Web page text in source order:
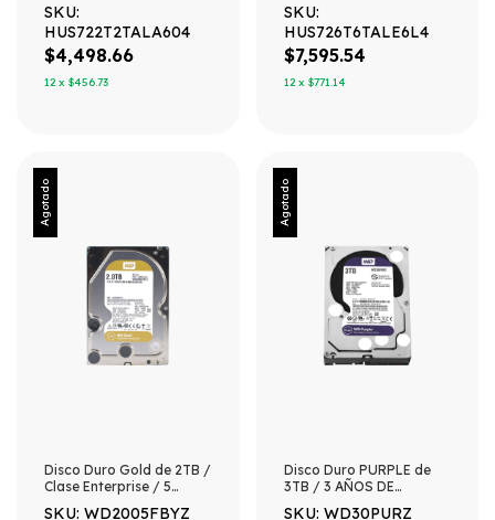
Recomendado para
Data Center y NVRs de
Alta Capacidad / Alto
Performace
SKU:
HUS722T2TALA604
$4,498.66
12 x $456.73
Recomendado para
Data Center y NVRs de
Alta Capacidad / Alto
Performace
SKU:
HUS726T6TALE6L4
$7,595.54
12 x $771.14
Agotado
Disco Duro Gold de 2TB /
Clase Enterprise / 5
SKU: WD2005FBYZ
Agotado
Disco Duro PURPLE de
3TB / 3 AÑOS DE
SKU: WD30PURZ